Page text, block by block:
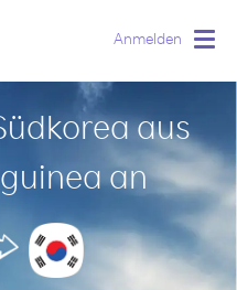
Anmelden
aus
an